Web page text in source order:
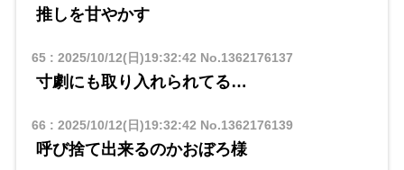
推しを甘やかす
65: 2025/10/12(日)19:32:42 No.1362176137
寸劇にも取り入れられてる…
66 : 2025/10/12(日)19:32:42 No.1362176139
呼び捨て出来るのかおぼろ様